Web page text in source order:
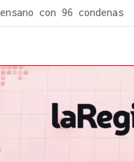
con 96 condenas